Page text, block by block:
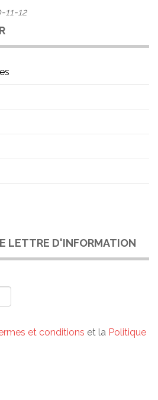
11-12
LETTRE D'INFORMATION
et conditions et la Politique